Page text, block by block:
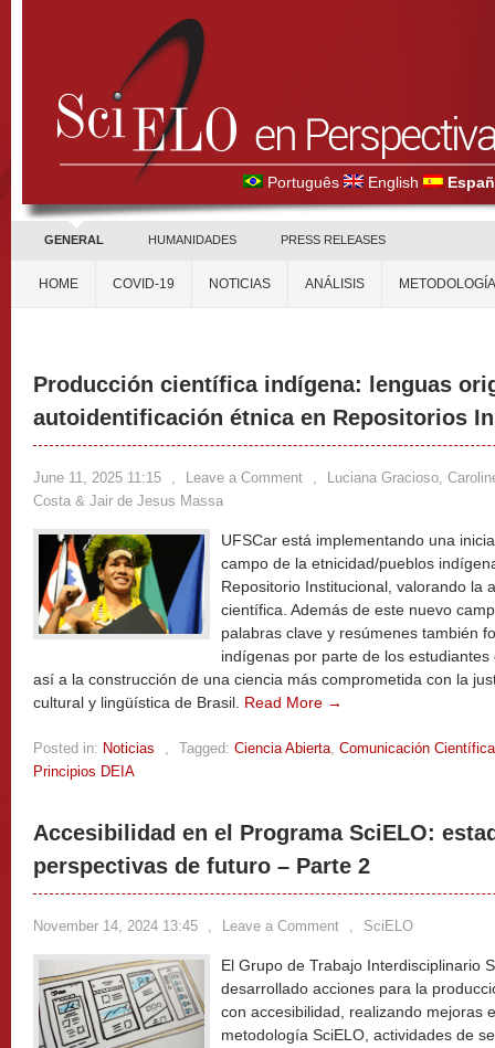
Português English
GENERAL HUMANIDADES PRESS RELEASES
HOME COVID-19 NOTICIAS ANÁLISIS METODOLOGÍA
Producción científica indígena: lenguas
autoidentificación étnica en Repositorios
June 11, 2025 11:15 , Leave a Comment ,
Luciana Gracioso,
Costa & Jair de Jesus Massa
UFSCar está implementando una
campo de la etnicidad/pueblos
Repositorio Institucional, valorando la
científica. Además de este nuevo
palabras clave y resúmenes también
indígenas por parte de los
así a la construcción de una ciencia más comprometida con la
cultural y lingüística de Brasil. Read More →
Posted in: Noticias , Tagged: Ciencia Abierta, Comunicación Científica
Principios DEIA
Accesibilidad en el Programa SciELO:
perspectivas de futuro – Parte 2
November 14, 2024 13:45 , Leave a Comment , SciELO
El Grupo de Trabajo Interdisciplinario
desarrollado acciones para la
con accesibilidad, realizando mejoras
metodología SciELO, actividades de